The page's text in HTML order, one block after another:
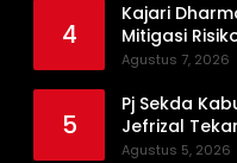
4
Kajari
Mitigasi
Barang dan
Agustus 7, 2026
5
Pj Sekda
Jefrizal
demi
Agustus 5, 2026